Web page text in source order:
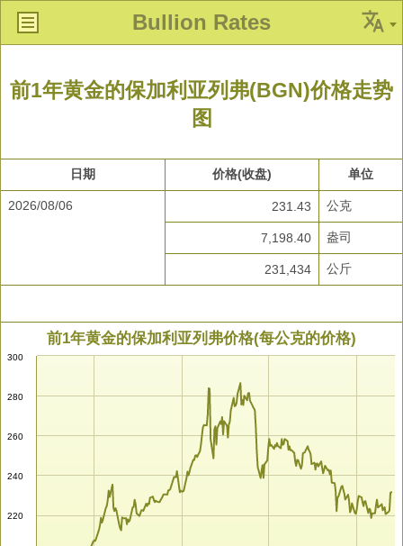
Bullion Rates
前1年黄金的保加利亚列弗(BGN)价格走势
图
日期 价格(收盘) 单位
2026/08/06 231.43 公克
7,198.40 盎司
231,434 公斤
前1年黄金的保加利亚列弗价格(每公克的价格)
220
240
260
280
300